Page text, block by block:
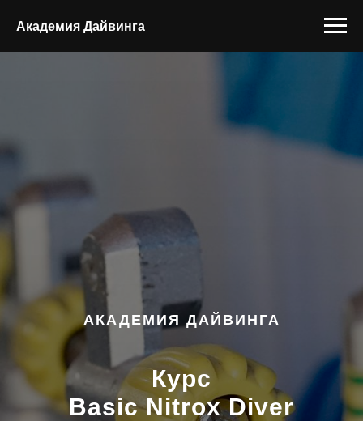
Академия Дайвинга
АКАДЕМИЯ ДАЙВИНГА
Курс
Basic Nitrox Diver